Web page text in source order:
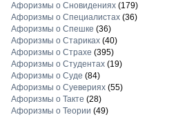
Афоризмы о Сновидениях(179)
Афоризмы о Специалистах(36)
Афоризмы о Спешке (36)
Афоризмы о Стариках(40)
Афоризмы о Страхе (395)
Афоризмы о Студентах(19)
Афоризмы о Суде (84)
Афоризмы о Суевериях(55)
Афоризмы о Такте (28)
Афоризмы о Теории (49)